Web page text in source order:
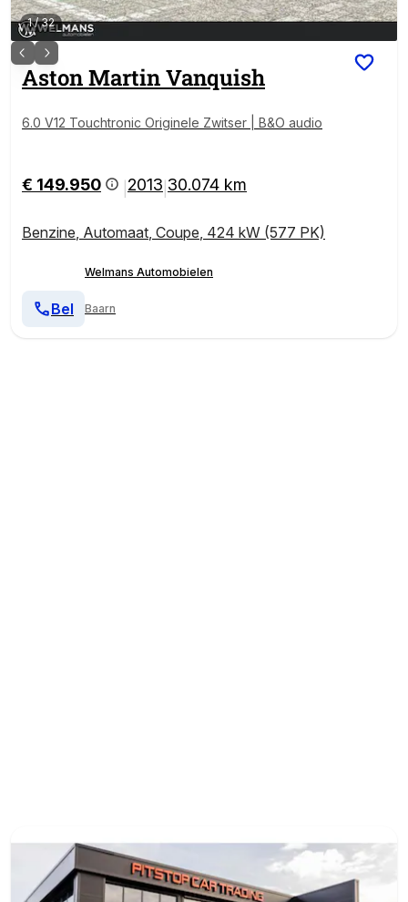
1/32
Aston MartinVanquish
6.0 V12 Touchtronic Originele Zwitser | B&O audio
€ 149.950 2013 30.074 km
Benzine, Automaat, Coupe, 424 kW (577 PK)
Welmans Automobielen
Baarn
Bel